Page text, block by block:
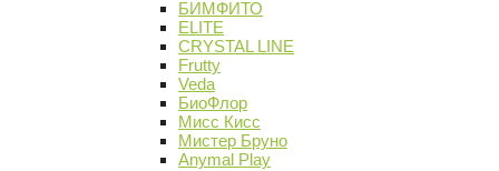
БИМФИТО
ELITE
CRYSTAL LINE
Frutty
Veda
БиоФлор
Мисс Кисс
Мистер Бруно
Anymal Play